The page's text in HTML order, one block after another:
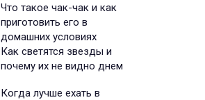
Что такое чак-чак и как
приготовить его в
домашних условиях
Как светятся звезды и
почему их не видно днем
Когда лучше ехать в